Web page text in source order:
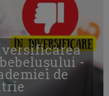
-
de